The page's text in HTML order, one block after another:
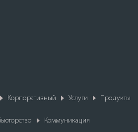
Корпоративный Услуги Продукты
Коммуникация